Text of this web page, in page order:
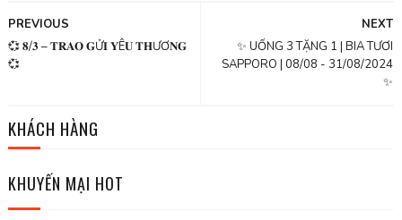
NEXT
✨ UỐNG 3 TẶNG 1 | BIA TƯƠI
SAPPORO | 08/08 - 31/08/2024
✨
PREVIOUS
💞 𝟖/𝟑 – 𝐓𝐑𝐀𝐎 𝐆Ử𝐈 𝐘Ê𝐔 𝐓𝐇ƯƠ𝐍𝐆
💞
KHÁCH HÀNG
KHUYẾN MẠI HOT